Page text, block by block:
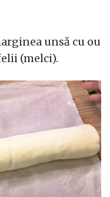
unsă cu ou
(melci).